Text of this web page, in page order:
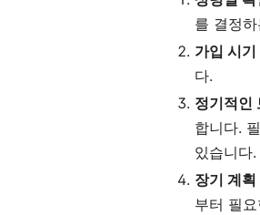
를 결정
가입 시기
다.
정기적인
합니다.
있습니다.
장기 계획
부터 필